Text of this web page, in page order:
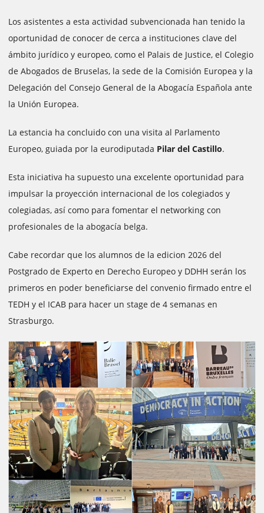
Los asistentes a esta actividad subvencionada han tenido la
oportunidad de conocer de cerca a instituciones clave del
ámbito jurídico y europeo, como el Palais de Justice, el Colegio
de Abogados de Bruselas, la sede de la Comisión Europea y la
Delegación del Consejo General de la Abogacía Española ante
la Unión Europea.
La estancia ha concluido con una visita al Parlamento
Europeo, guiada por la eurodiputada Pilar del Castillo.
Esta iniciativa ha supuesto una excelente oportunidad para
impulsar la proyección internacional de los colegiados y
colegiadas, así como para fomentar el networking con
profesionales de la abogacía belga.
Cabe recordar que los alumnos de la edicion 2026 del
Postgrado de Experto en Derecho Europeo y DDHH serán los
primeros en poder beneficiarse del convenio firmado entre el
TEDH y el ICAB para hacer un stage de 4 semanas en
Strasburgo.